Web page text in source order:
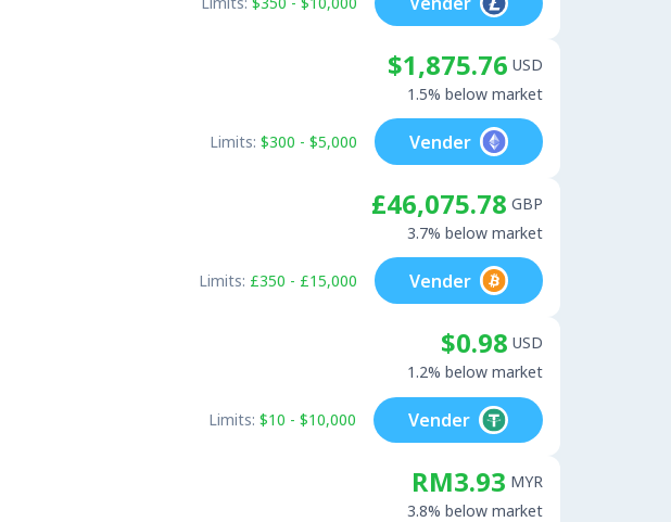
$1,875.76 USD
1.5% below market
Limits: $300 - $5,000 Vender
£46,075.78 GBP
3.7% below market
Limits: £350 - £15,000 Vender
$0.98 USD
1.2% below market
Limits: $10 - $10,000 Vender
RM3.93 MYR
3.8% below market